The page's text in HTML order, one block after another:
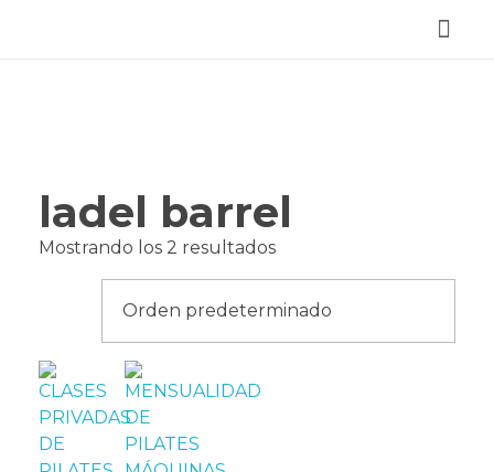
ladel barrel
Mostrando los 2 resultados